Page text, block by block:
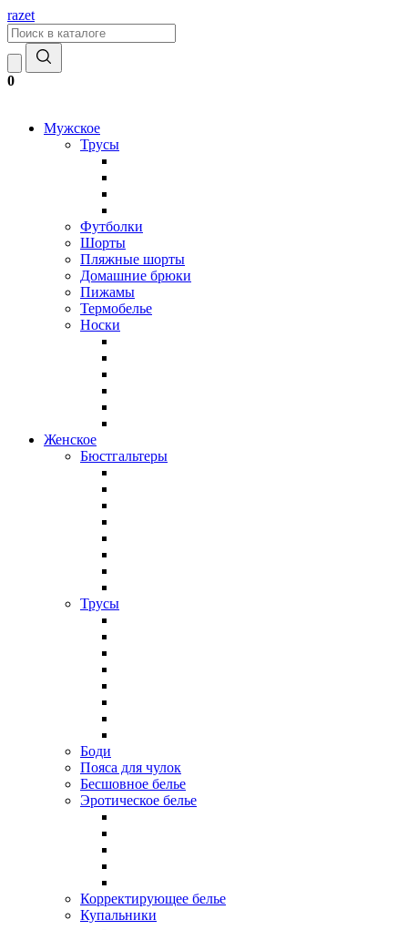
razet
0
Мужское
Трусы
Футболки
Шорты
Пляжные шорты
Домашние брюки
Пижамы
Термобелье
Носки
Женское
Бюстгальтеры
Трусы
Боди
Пояса для чулок
Бесшовное белье
Эротическое белье
Корректирующее белье
Купальники